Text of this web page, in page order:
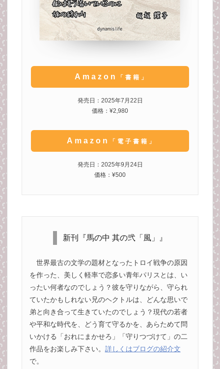
Amazon 「書籍」
発売日：2025年7月22日
価格：¥2,980
Amazon 「電子書籍」
発売日：2025年9月24日
価格：¥500
新刊『馬の中 其の弐「風」』
世界最古の文学の題材となったトロイ戦争の原因
を作った、美しく軽率で恋多い青年パリスとは、い
ったい何者なのでしょう？彼を守りながら、守られ
ていたかもしれない兄のヘクトルは、どんな思いで
弟と向き合って生きていたのでしょう？現代の若者
や平和な時代を、どう育て守るかを、あらためて問
いかける「おれにまかせろ」「守りつづけて」の二
作品をお楽しみ下さい。 詳しくはブログの紹介文
で。